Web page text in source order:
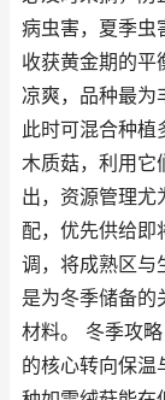
病虫害，夏季虫
收获黄金期的平
凉爽，品种最为
此时可混合种植
木质菇，利用它
出，资源管理尤
配，优先供给即
调，将成熟区与
是为冬季储备的
材料。 冬季攻
的核心转向保温